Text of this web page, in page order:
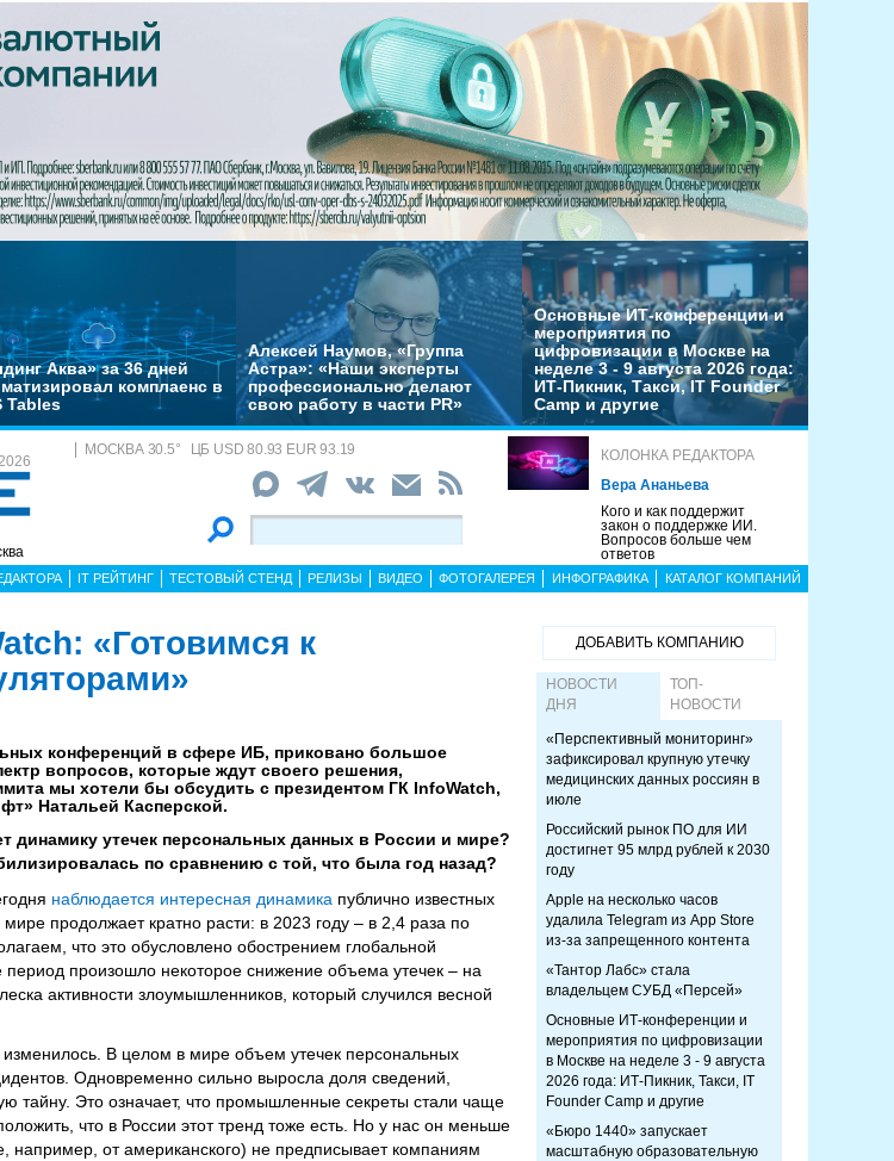
Аква» за 36 дней
комплаенс в
Tables
Алексей Наумов, «Группа
Астра»: «Наши эксперты
профессионально делают
свою работу в части PR»
Основные ИТ-конференции и
мероприятия по
цифровизации в Москве на
неделе 3 - 9 августа 2026 года:
ИТ-Пикник, Такси, IT Founder
Camp и другие
МОСКВА 30.5° ЦБ USD 80.93 EUR 93.19
КОЛОНКА РЕДАКТОРА
Вера Ананьева
Кого и как поддержит
закон о поддержке ИИ.
Вопросов больше чем
ответов
IT РЕЙТИНГ ТЕСТОВЫЙ СТЕНД РЕЛИЗЫ ВИДЕО ФОТОГАЛЕРЕЯ ИНФОГРАФИКА КАТАЛОГ КОМПАНИЙ
«Готовимся к
конференций в сфере ИБ, приковано большое
вопросов, которые ждут своего решения,
мы хотели бы обсудить с президентом ГК InfoWatch,
Натальей Касперской.
динамику утечек персональных данных в России и мире?
по сравнению с той, что была год назад?
наблюдается интересная динамика публично известных
продолжает кратно расти: в 2023 году – в 2,4 раза по
что это обусловлено обострением глобальной
период произошло некоторое снижение объема утечек – на
активности злоумышленников, который случился весной
В целом в мире объем утечек персональных
Одновременно сильно выросла доля сведений,
тайну. Это означает, что промышленные секреты стали чаще
что в России этот тренд тоже есть. Но у нас он меньше
например, от американского) не предписывает компаниям
ДОБАВИТЬ КОМПАНИЮ
НОВОСТИ
ДНЯ
ТОП-
НОВОСТИ
«Перспективный мониторинг»
зафиксировал крупную утечку
медицинских данных россиян в
июле
Российский рынок ПО для ИИ
достигнет 95 млрд рублей к 2030
году
Apple на несколько часов
удалила Telegram из App Store
из-за запрещенного контента
«Тантор Лабс» стала
владельцем СУБД «Персей»
Основные ИТ-конференции и
мероприятия по цифровизации
в Москве на неделе 3 - 9 августа
2026 года: ИТ-Пикник, Такси, IT
Founder Camp и другие
«Бюро 1440» запускает
масштабную образовательную